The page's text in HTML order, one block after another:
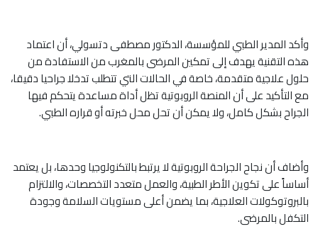
وأكد المدير الطبي للمؤسسة، الدكتور مصطفى دتسولي، أن اعتماد
هذه التقنية يهدف إلى تمكين المرضى بالمغرب من الاستفادة من
حلول علاجية متقدمة، خاصة في الحالات التي تتطلب تدخلا جراحيا دقيقا،
مع التأكيد على أن المنصة الروبوتية تظل أداة مساعدة يتحكم فيها
الجراح بشكل كامل، ولا يمكن أن تحل محل خبرته أو قراره الطبي.
وأضاف أن نجاح الجراحة الروبوتية لا يرتبط بالتكنولوجيا وحدها، بل يعتمد
أساساً على تكوين الأطر الطبية، والعمل متعدد التخصصات، والالتزام
بالبروتوكولات العلاجية، بما يضمن أعلى مستويات السلامة وجودة
التكفل بالمرضى.